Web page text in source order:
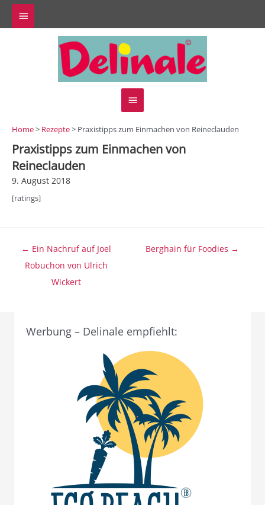
Zum
Inhalt
springen
Above
Hauptmenü
Home> Rezepte> Praxistipps zum Einmachen von Reineclauden
Praxistipps zum Einmachen von
Reineclauden
9. August 2018
[ratings]
Beitragsnavigation
← Ein Nachruf auf Joel
Robuchon von Ulrich
Wickert
Berghain für Foodies →
Werbung – Delinale empfiehlt: